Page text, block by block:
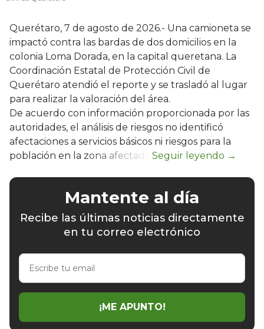
Querétaro, 7 de agosto de 2026.- Una camioneta se
impactó contra las bardas de dos domicilios en la
colonia Loma Dorada, en la capital queretana. La
Coordinación Estatal de Protección Civil de
Querétaro atendió el reporte y se trasladó al lugar
para realizar la valoración del área.
De acuerdo con información proporcionada por las
autoridades, el análisis de riesgos no identificó
afectaciones a servicios básicos ni riesgos para la
población en la zona afectada.
Mantente al día
Recibe las últimas noticias directamente
en tu correo electrónico
Escribe
email
¡ME APUNTO!